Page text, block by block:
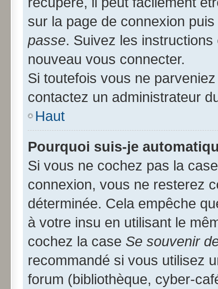
sur la page de connexion
passe. Suivez les
nouveau vous connecter.
Si toutefois vous ne
contactez un administrateur
Haut
Pourquoi suis-je
Si vous ne cochez pas la
connexion, vous ne resterez
déterminée. Cela empêche
à votre insu en utilisant le
cochez la case Se souvenir
recommandé si vous utilisez
forum (bibliothèque, cyber-